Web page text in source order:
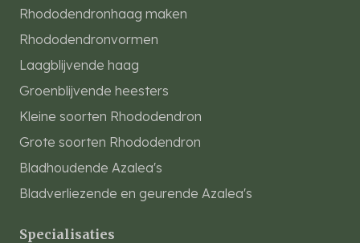
Rhododendronhaag maken
Rhododendronvormen
Laagblijvende haag
Groenblijvende heesters
Kleine soorten Rhododendron
Grote soorten Rhododendron
Bladhoudende Azalea's
Bladverliezende en geurende Azalea's
Specialisaties